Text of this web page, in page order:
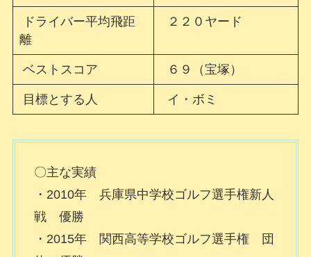
ドライバー平均飛距
離
２２０ヤード
ベストスコア ６９（宝塚）
目標とする人 イ・ボミ
〇主な実績
・2010年 兵庫県中学校ゴルフ選手権新人
戦 優勝
・2015年 関西高等学校ゴルフ選手権 団